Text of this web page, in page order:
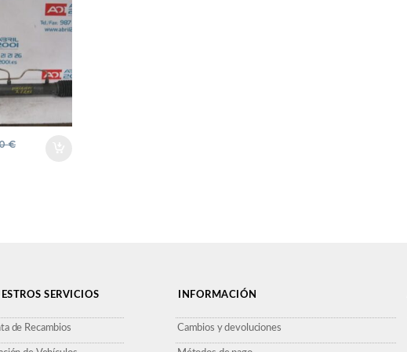
€
SERVICIOS
de Recambios
INFORMACIÓN
Cambios y devoluciones